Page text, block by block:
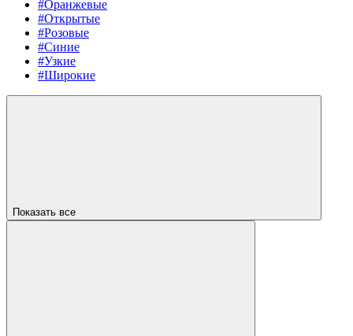
#Оранжевые
#Открытые
#Розовые
#Синие
#Узкие
#Широкие
Показать все